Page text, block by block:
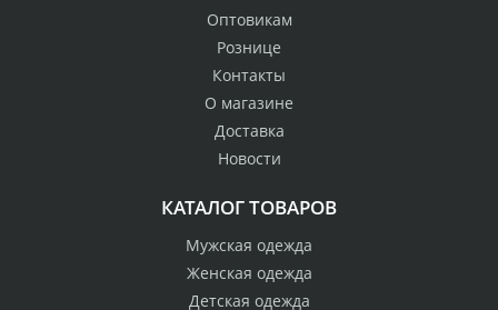
Оптовикам
Рознице
Контакты
О магазине
Доставка
Новости
КАТАЛОГ ТОВАРОВ
Мужская одежда
Женская одежда
Детская одежда